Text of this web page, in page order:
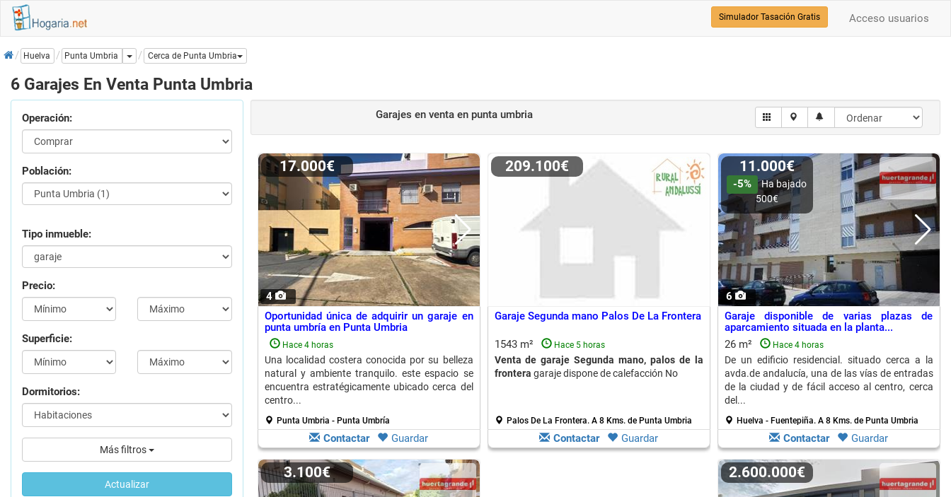
Acceso usuarios
Simulador Tasación Gratis
InicioHuelva Punta Umbria Dropdown
Cerca de Punta Umbria
6 Garajes En Venta Punta Umbria
Operación:
Población:
Tipo inmueble:
Precio:
Superficie:
Dormitorios:
Más filtros
Actualizar
Garajes en venta en punta umbria
4
17.000€
Oportunidad única de adquirir un garaje en
punta umbría en Punta Umbria
Hace 4 horas
Una localidad costera conocida por su belleza
natural y ambiente tranquilo. este espacio se
encuentra estratégicamente ubicado cerca del
centro...
Punta Umbria - Punta Umbría
Contactar Guardar
209.100€
Garaje Segunda mano Palos De La Frontera
1543 m² Hace 5 horas
Venta de garaje Segunda mano, palos de la
frontera garaje dispone de calefacción No
Palos De La Frontera. A 8 Kms. de Punta Umbria
Contactar Guardar
6
11.000€
-5%
Ha bajado
500€
Garaje disponible de varias plazas de
aparcamiento situada en la planta...
26 m²
Hace 4 horas
De un edificio residencial. situado cerca a la
avda.de andalucía, una de las vías de entradas
de la ciudad y de fácil acceso al centro, cerca
del...
Huelva - Fuentepiña. A 8 Kms. de Punta Umbria
Contactar Guardar
3.100€ 2.600.000€